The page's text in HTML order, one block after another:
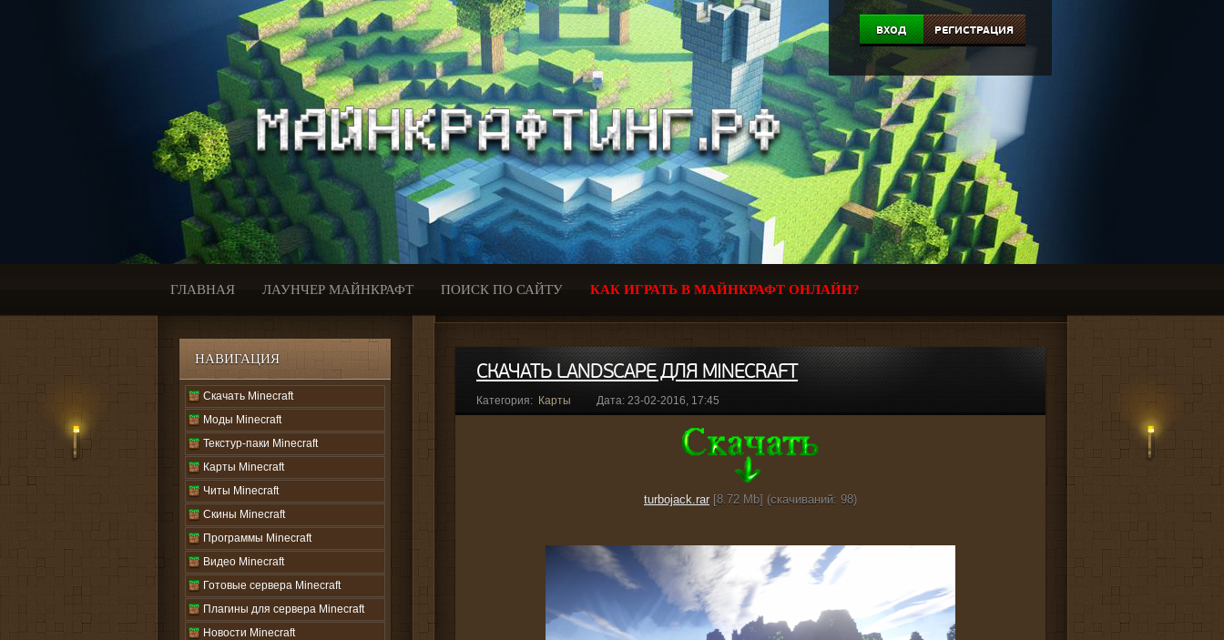
ВХОД РЕГИСТРАЦИЯ
ГЛАВНАЯ ЛАУНЧЕР МАЙНКРАФТ ПОИСК ПО САЙТУ КАК ИГРАТЬ В МАЙНКРАФТ ОНЛАЙН?
НАВИГАЦИЯ
Скачать Minecraft
Моды Minecraft
Текстур-паки Minecraft
Карты Minecraft
Читы Minecraft
Скины Minecraft
Программы Minecraft
Видео Minecraft
Готовые сервера Minecraft
Плагины для сервера Minecraft
Новости Minecraft
СКАЧАТЬ LANDSCAPE ДЛЯ MINECRAFT
Категория: Карты Дата: 23-02-2016, 17:45
turbojack.rar [8.72 Mb] (cкачиваний: 98)